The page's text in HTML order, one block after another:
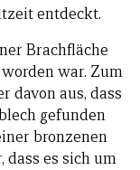
entdeckt.
Brachfläche
war. Zum
davon aus, dass
gefunden
bronzenen
es sich um